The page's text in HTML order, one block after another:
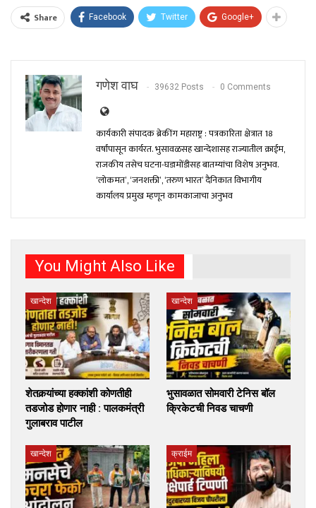
Share Facebook Twitter Google+
गणेश वाघ 39632 Posts 0 Comments
कार्यकारी संपादक ब्रेकींग महाराष्ट्र : पत्रकारिता क्षेत्रात 18
वर्षांपासून कार्यरत. भुसावळसह खान्देशासह राज्यातील क्राईम,
राजकीय तसेच घटना-घडामोंडीसह बातम्यांचा विशेष अनुभव.
‘लोकमत’, ‘जनशक्ती’, ‘तरुण भारत’ दैनिकात विभागीय
कार्यालय प्रमुख म्हणून कामकाजाचा अनुभव
You Might Also Like
खान्देश
शेतकर्‍यांच्या हक्कांशी कोणतीही
तडजोड होणार नाही : पालकमंत्री
गुलाबराव पाटील
खान्देश
भुसावळात सोमवारी टेनिस बॉल
क्रिकेटची निवड चाचणी
खान्देश क्राईम